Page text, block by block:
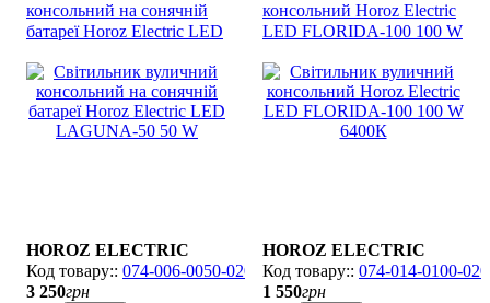
консольний на сонячній
батареї Horoz Electric LED
HOROZ ELECTRIC
074-006-0050-020
3 250грн
консольний Horoz Electric
LED FLORIDA-100 100 W
HOROZ ELECTRIC
074-014-0100-020
1 550грн